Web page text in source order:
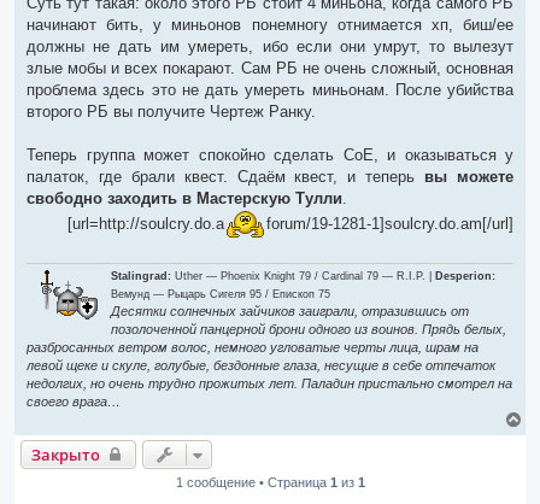
начинают бить, у миньонов понемногу отнимается хп, биш/ее
должны не дать им умереть, ибо если они умрут, то вылезут
злые мобы и всех покарают. Сам РБ не очень сложный, основная
проблема здесь это не дать умереть миньонам. После убийства
второго РБ вы получите Чертеж Ранку.
Теперь группа может спокойно сделать СоЕ, и оказываться у
палаток, где брали квест. Сдаём квест, и теперь вы можете
свободно заходить в Мастерскую Тулли.
[url=http://soulcry.do.a
forum/19-1281-1]soulcry.do.am[/url]
Stalingrad: Uther — Phoenix Knight 79 / Cardinal 79 — R.I.P. |
Desperion:
Вемунд — Рыцарь Сигеля 95 / Епископ 75
Десятки солнечных зайчиков заиграли, отразившись от
позолоченной панцерной брони одного из воинов. Прядь белых,
разбросанных ветром волос, немного угловатые черты лица, шрам на
левой щеке и скуле, голубые, бездонные глаза, несущие в себе отпечаток
недолгих, но очень трудно прожитых лет. Паладин пристально смотрел на
своего врага…
е
Закрыто
1 сообщение • Страница 1 из 1